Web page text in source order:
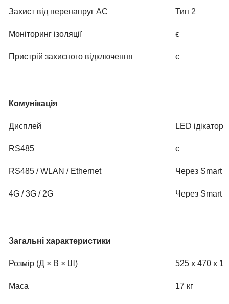
Захист від перенапруг AC Тип 2
Моніторинг ізоляції є
Пристрій захисного відключення є
Комунікація
Дисплей LED
RS485 є
RS485 / WLAN / Ethernet Через Smart
4G / 3G / 2G Через Smart
Загальні характеристики
Розмір (Д × В × Ш) 525 x 470 x
Маса 17 кг